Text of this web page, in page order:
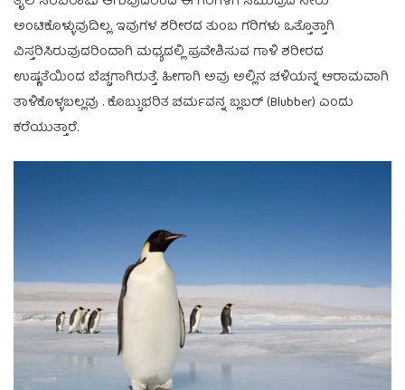
ಅಂಟಿಕೊಳ್ಳುವುದಿಲ್ಲ. ಇವುಗಳ ಶರೀರದ ತುಂಬ ಗರಿಗಳು ಒತ್ತೊತ್ತಾಗಿ
ವಿಸ್ತರಿಸಿರುವುದರಿಂದಾಗಿ ಮಧ್ಯದಲ್ಲಿ ಪ್ರವೇಶಿಸುವ ಗಾಳಿ ಶರೀರದ
ಉಷ್ಣತೆಯಿಂದ ಬೆಚ್ಚಗಾಗಿರುತ್ತೆ. ಹೀಗಾಗಿ ಅವು ಅಲ್ಲಿನ ಚಳಿಯನ್ನ ಆರಾಮವಾಗಿ
ತಾಳಿಕೊಳ್ಳಬಲ್ಲವು . ಕೊಬ್ಬುಭರಿತ ಚರ್ಮವನ್ನ ಬ್ಲಬರ್ (Blubber) ಎಂದು
ಕರೆಯುತ್ತಾರೆ.